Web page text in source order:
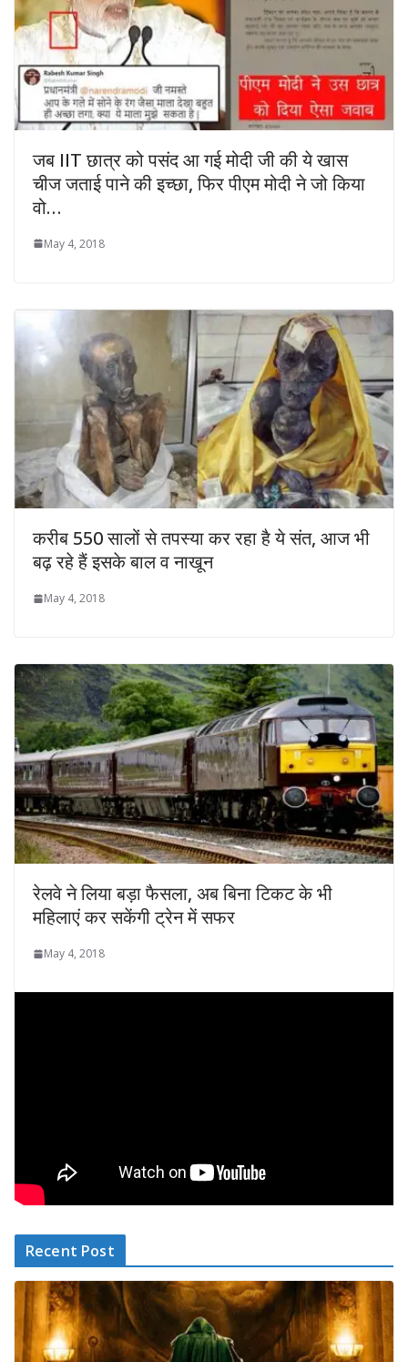
जब IIT छात्र को पसंद आ गई मोदी जी की ये खास
चीज जताई पाने की इच्छा, फिर पीएम मोदी ने जो किया
वो…
May 4, 2018
करीब 550 सालों से तपस्या कर रहा है ये संत, आज भी
बढ़ रहे हैं इसके बाल व नाखून
May 4, 2018
रेलवे ने लिया बड़ा फैसला, अब बिना टिकट के भी
महिलाएं कर सकेंगी ट्रेन में सफर
May 4, 2018
Recent Post